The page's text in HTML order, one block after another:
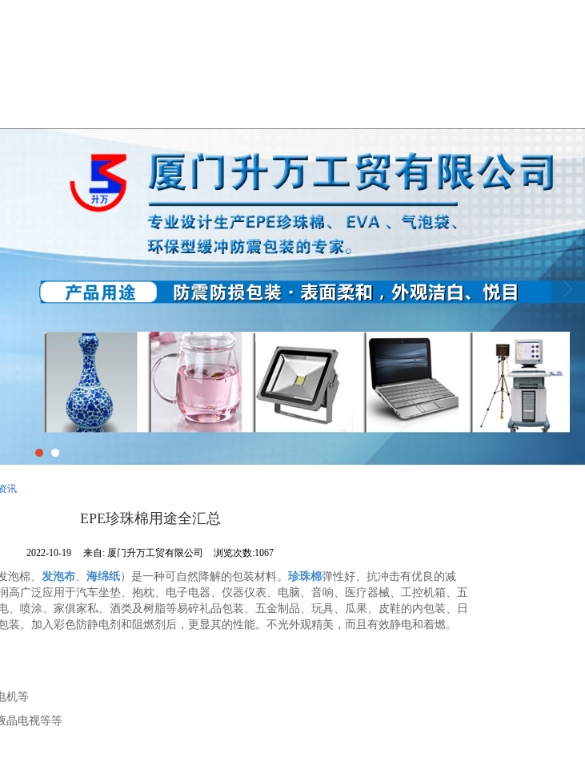
讯
EPE珍珠棉用途全汇总
2022-10-19 来自: 厦门升万工贸有限公司 浏览次数:1067
泡棉、 发泡布、 海绵纸）是一种可自然降解的包装材料。 珍珠棉弹性好、抗冲击有优良的减
高广泛应用于汽车坐垫、抱枕、电子电器、仪器仪表、电脑、音响、医疗器械、工控机箱、五
、喷涂、家俱家私、酒类及树脂等易碎礼品包装、五金制品、玩具、瓜果、皮鞋的内包装、日
装。加入彩色防静电剂和阻燃剂后，更显其的性能。不光外观精美，而且有效静电和着燃。
机等
晶电视等等